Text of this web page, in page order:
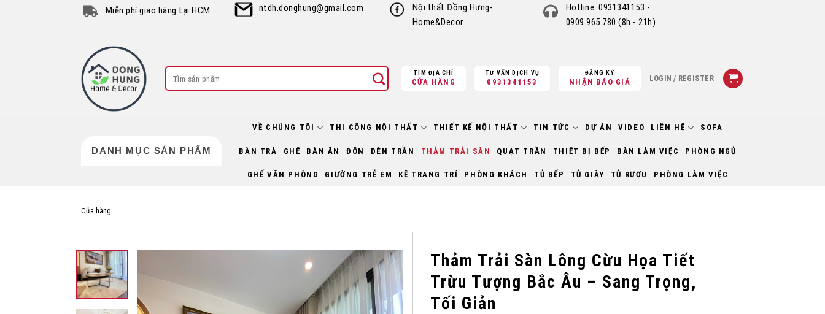
Miễn phí giao hàng tại HCM ntdh.donghung@gmail.com
Nội thất Đồng Hưng-
Home&Decor
Hotline:0931341153 -
0909.965.780(8h - 21h)
Search
for:
TÌM ĐỊA CHỈ
CỬA HÀNG
TƯ VẤN DỊCH VỤ
0931341153
ĐĂNG KÝ
NHẬN BÁO GIÁ LOGIN / REGISTER
DANH MỤC SẢN PHẨM
VỀ CHÚNG TÔI THI CÔNG NỘI THẤT THIẾT KẾ NỘI THẤT TIN TỨC DỰ ÁN VIDEO LIÊN HỆ SOFA
BÀN TRÀ GHẾ BÀN ĂN ĐÔN ĐÈN TRẦN THẢM TRẢI SÀN QUẠT TRẦN THIẾT BỊ BẾP BÀN LÀM VIỆC PHÒNG NGỦ
GHẾ VĂN PHÒNG GIƯỜNG TRẺ EM KỆ TRANG TRÍ PHÒNG KHÁCH TỦ BẾP TỦ GIÀY TỦ RƯỢU PHÒNG LÀM VIỆC
Cửa hàng
THÊM
VÀO
Thảm Trải Sàn Lông Cừu Họa Tiết
Trừu Tượng Bắc Âu – Sang Trọng,
Tối Giản